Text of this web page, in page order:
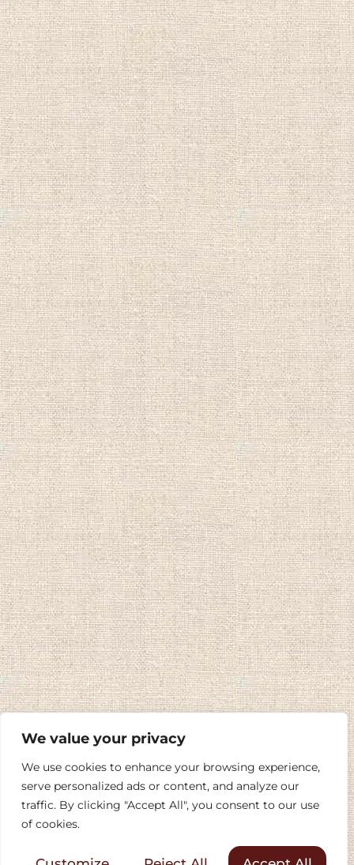
We value your privacy
We use cookies to enhance your browsing experience,
serve personalized ads or content, and analyze our
traffic. By clicking "Accept All", you consent to our use
of cookies.